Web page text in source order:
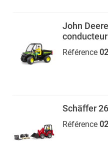
John
conducteur
Référence
Schäffer
Référence